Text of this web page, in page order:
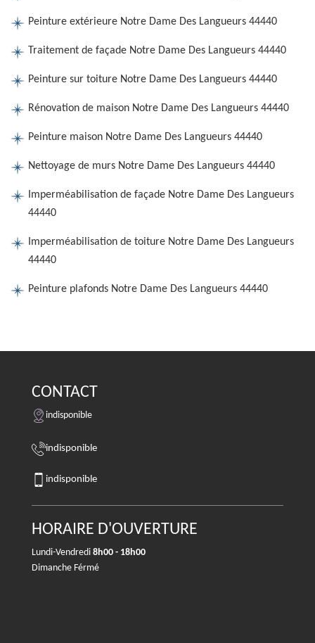
Peinture extérieure Notre Dame Des Langueurs 44440
Traitement de façade Notre Dame Des Langueurs 44440
Peinture sur toiture Notre Dame Des Langueurs 44440
Rénovation de maison Notre Dame Des Langueurs 44440
Peinture maison Notre Dame Des Langueurs 44440
Nettoyage de murs Notre Dame Des Langueurs 44440
Imperméabilisation de façade Notre Dame Des Langueurs
44440
Imperméabilisation de toiture Notre Dame Des Langueurs
44440
Peinture plafonds Notre Dame Des Langueurs 44440
CONTACT
indisponible
indisponible
indisponible
HORAIRE D'OUVERTURE
Lundi-Vendredi 8h00 - 18h00
Dimanche Férmé